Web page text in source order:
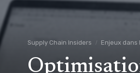
Supply Chain Insiders Enjeux dans